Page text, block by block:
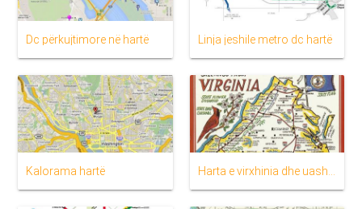
Dc përkujtimore në hartë Linja jeshile metro dc hartë
Kalorama hartë